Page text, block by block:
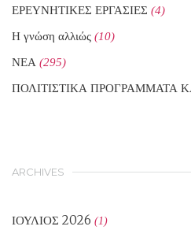
ΕΡΕΥΝΗΤΙΚΕΣ ΕΡΓΑΣΙΕΣ (4)
Η γνώση αλλιώς (10)
ΝΕΑ (295)
ΠΟΛΙΤΙΣΤΙΚΑ ΠΡΟΓΡΑΜΜΑΤΑ
ARCHIVES
ΙΟΎΛΙΟΣ 2026 (1)